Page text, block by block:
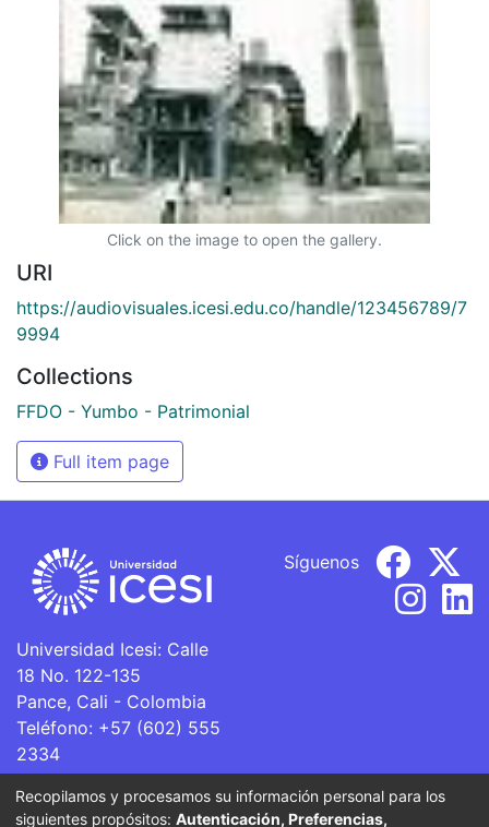
Click on the image to open the gallery.
URI
https://audiovisuales.icesi.edu.co/handle/123456789/7
9994
Collections
FFDO - Yumbo - Patrimonial
Full item page
Universidad Icesi: Calle
18 No. 122-135
Pance, Cali - Colombia
Teléfono: +57 (602) 555
2334
ventanillaunica@icesi.edu.co
Síguenos
Recopilamos y procesamos su información personal para los
siguientes propósitos: Autenticación, Preferencias,